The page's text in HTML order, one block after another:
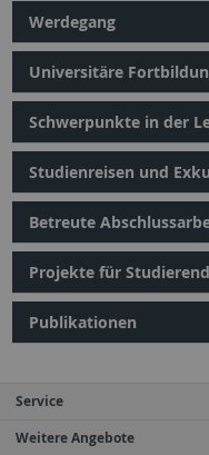
Werdegang
Universitäre
Schwerpunkte in der
Studienreisen und
Betreute
Projekte für
Publikationen
Service
Weitere Angebote